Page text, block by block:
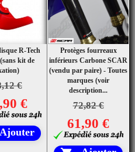
R-Tech
kit de
€
€
Ajouter
Protèges fourreaux
inférieurs Carbone SCAR
(vendu par paire) - Toutes
marques (voir
description...
72,82 €
61,90 €